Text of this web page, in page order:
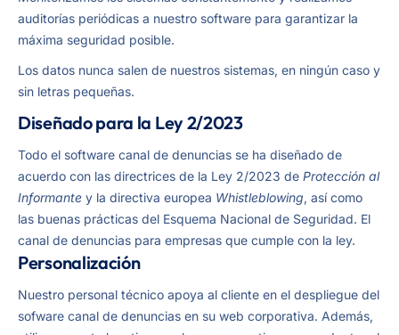
auditorías periódicas a nuestro software para garantizar la
máxima seguridad posible.
Los datos nunca salen de nuestros sistemas, en ningún caso y
sin letras pequeñas.
Diseñado para la Ley 2/2023
Todo el software canal de denuncias se ha diseñado de
acuerdo con las directrices de la Ley 2/2023 de Protección al
Informante y la directiva europea Whistleblowing, así como
las buenas prácticas del Esquema Nacional de Seguridad. El
canal de denuncias para empresas que cumple con la ley.
Personalización
Nuestro personal técnico apoya al cliente en el despliegue del
sofware canal de denuncias en su web corporativa. Además,